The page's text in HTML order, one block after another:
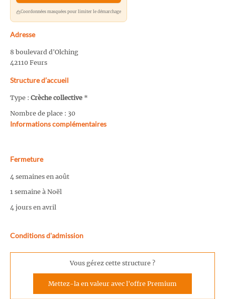
Coordonnées masquées pour limiter le démarchage
Adresse
8 boulevard d'Olching
42110 Feurs
Structure d’accueil
Type : Crèche collective *
Nombre de place : 30
Informations complémentaires
Fermeture
4 semaines en août
1 semaine à Noël
4 jours en avril
Conditions d'admission
Vous gérez cette structure ?
Mettez-la en valeur avec l'offre Premium